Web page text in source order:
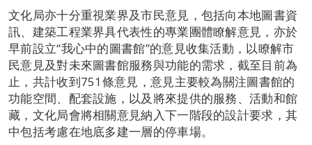
文化局亦十分重視業界及市民意見，包括向本地圖書資
訊、建築工程業界具代表性的專業團體瞭解意見，亦於
早前設立“我心中的圖書館”的意見收集活動，以瞭解市
民意見及對未來圖書館服務與功能的需求，截至目前為
止，共計收到751條意見，意見主要較為關注圖書館的
功能空間、配套設施，以及將來提供的服務、活動和館
藏，文化局會將相關意見納入下一階段的設計要求，其
中包括考慮在地底多建一層的停車場。